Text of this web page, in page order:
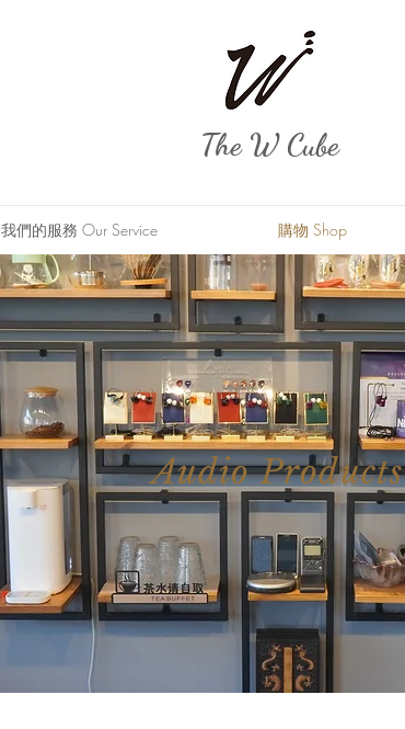
The W Cube
我們的服務 Our Service 購物 Shop
Audio Products